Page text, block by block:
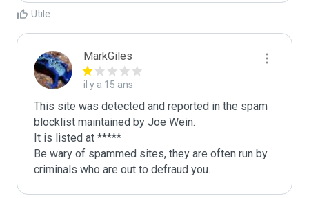
Utile
MarkGiles
il y a 15 ans
This site was detected and reported in the spam
blocklist maintained by Joe Wein.
It is listed at *****
Be wary of spammed sites, they are often run by
criminals who are out to defraud you.